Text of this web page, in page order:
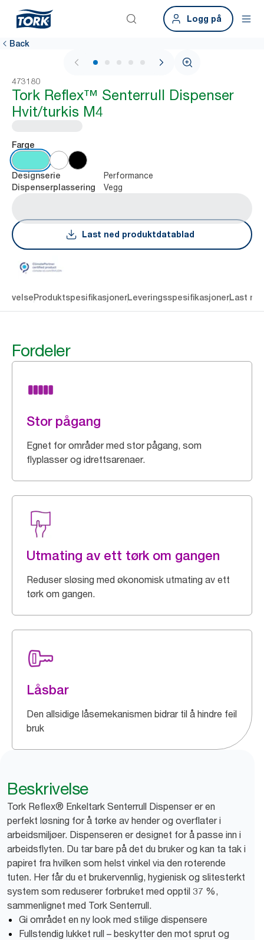
Logg på
Back
1 / 9
473180
Tork Reflex™ Senterrull Dispenser
Hvit/turkis M4
Farge
Designserie Performance
Dispenserplassering Vegg
Last ned produktdatablad
ProduktspesifikasjonerLeveringsspesifikasjonerLast
Fordeler
Stor pågang
Egnet for områder med stor pågang, som
flyplasser og idrettsarenaer.
Utmating av ett tørk om gangen
Reduser sløsing med økonomisk utmating av ett
tørk om gangen.
Låsbar
Den allsidige låsemekanismen bidrar til å hindre feil
bruk
Beskrivelse
Tork Reflex® Enkeltark Senterrull Dispenser er en
perfekt løsning for å tørke av hender og overflater i
arbeidsmiljøer. Dispenseren er designet for å passe inn i
arbeidsflyten. Du tar bare på det du bruker og kan ta tak i
papiret fra hvilken som helst vinkel via den roterende
tuten. Her får du et brukervennlig, hygienisk og slitesterkt
system som reduserer forbruket med opptil 37 %,
sammenlignet med Tork Senterrull.
Gi området en ny look med stilige dispensere
Fullstendig lukket rull – beskytter den mot sprut og